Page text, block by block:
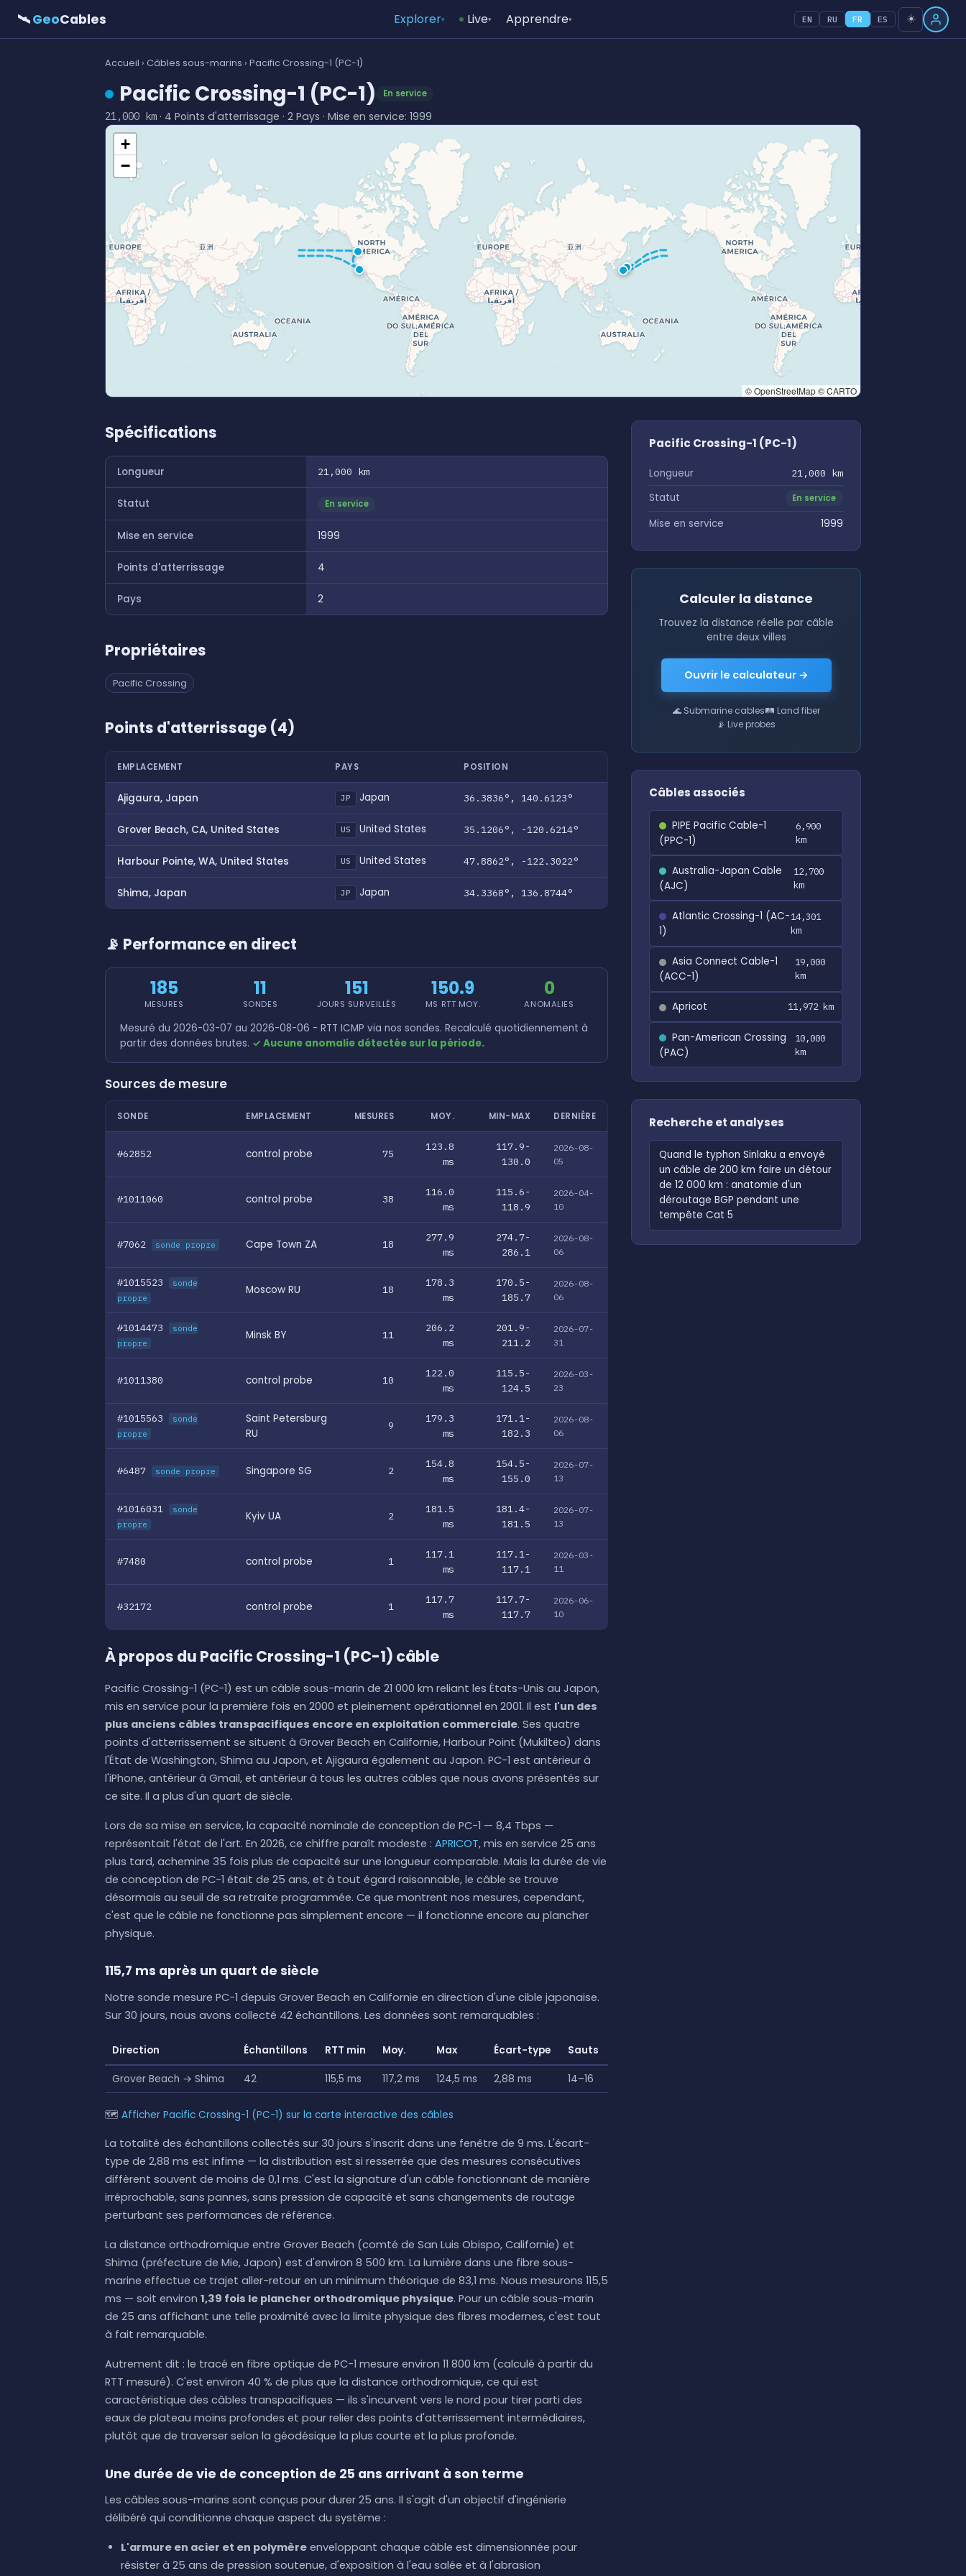
🛰GeoCables Explorer▾ Live▾ Apprendre▾ EN RU FR ES ☀️
Accueil › Câbles sous-marins › Pacific Crossing-1 (PC-1)
Pacific Crossing-1 (PC-1) En service
21,000 km · 4 Points d'atterrissage · 2 Pays · Mise en service: 1999
+
−
© OpenStreetMap © CARTO
Spécifications
Longueur 21,000 km
Statut En service
Mise en service 1999
Points d'atterrissage 4
Pays 2
Propriétaires
Pacific Crossing
Points d'atterrissage (4)
EMPLACEMENT PAYS POSITION
Ajigaura, Japan JP Japan 36.3836°, 140.6123°
Grover Beach, CA, United States US United States 35.1206°, -120.6214°
Harbour Pointe, WA, United States US United States 47.8862°, -122.3022°
Shima, Japan JP Japan 34.3368°, 136.8744°
📡 Performance en direct
185
MESURES
11
SONDES
151
JOURS SURVEILLÉS
150.9
MS RTT MOY.
0
ANOMALIES
Mesuré du 2026-03-07 au 2026-08-06 - RTT ICMP via nos sondes. Recalculé quotidiennement à
partir des données brutes. ✓ Aucune anomalie détectée sur la période.
Sources de mesure
SONDE EMPLACEMENT MESURES MOY. MIN-MAX DERNIÈRE
#62852 control probe 75
123.8
ms
117.9-
130.0
2026-08-
05
#1011060 control probe 38
116.0
ms
115.6-
118.9
2026-04-
10
#7062 sonde propre Cape Town ZA 18
277.9
ms
274.7-
286.1
2026-08-
06
#1015523
sonde
propre
Moscow RU 18
178.3
ms
170.5-
185.7
2026-08-
06
#1014473
sonde
propre
Minsk BY 11
206.2
ms
201.9-
211.2
2026-07-
31
#1011380 control probe 10
122.0
ms
115.5-
124.5
2026-03-
23
#1015563
sonde
propre
Saint Petersburg
RU
9
179.3
ms
171.1-
182.3
2026-08-
06
#6487 sonde propre Singapore SG 2
154.8
ms
154.5-
155.0
2026-07-
13
#1016031
sonde
propre
Kyiv UA 2
181.5
ms
181.4-
181.5
2026-07-
13
#7480 control probe 1
117.1
ms
117.1-
117.1
2026-03-
11
#32172 control probe 1
117.7
ms
117.7-
117.7
2026-06-
10
À propos du Pacific Crossing-1 (PC-1) câble
Pacific Crossing-1 (PC-1) est un câble sous-marin de 21 000 km reliant les États-Unis au Japon,
mis en service pour la première fois en 2000 et pleinement opérationnel en 2001. Il est l'un des
plus anciens câbles transpacifiques encore en exploitation commerciale. Ses quatre
points d'atterrissement se situent à Grover Beach en Californie, Harbour Point (Mukilteo) dans
l'État de Washington, Shima au Japon, et Ajigaura également au Japon. PC-1 est antérieur à
l'iPhone, antérieur à Gmail, et antérieur à tous les autres câbles que nous avons présentés sur
ce site. Il a plus d'un quart de siècle.
Lors de sa mise en service, la capacité nominale de conception de PC-1 — 8,4 Tbps —
représentait l'état de l'art. En 2026, ce chiffre paraît modeste : APRICOT, mis en service 25 ans
plus tard, achemine 35 fois plus de capacité sur une longueur comparable. Mais la durée de vie
de conception de PC-1 était de 25 ans, et à tout égard raisonnable, le câble se trouve
désormais au seuil de sa retraite programmée. Ce que montrent nos mesures, cependant,
c'est que le câble ne fonctionne pas simplement encore — il fonctionne encore au plancher
physique.
115,7 ms après un quart de siècle
Notre sonde mesure PC-1 depuis Grover Beach en Californie en direction d'une cible japonaise.
Sur 30 jours, nous avons collecté 42 échantillons. Les données sont remarquables :
Direction Échantillons RTT min Moy. Max Écart-type Sauts
Grover Beach → Shima 42 115,5 ms 117,2 ms 124,5 ms 2,88 ms 14–16
🗺 Afficher Pacific Crossing-1 (PC-1) sur la carte interactive des câbles
La totalité des échantillons collectés sur 30 jours s'inscrit dans une fenêtre de 9 ms. L'écart-
type de 2,88 ms est infime — la distribution est si resserrée que des mesures consécutives
diffèrent souvent de moins de 0,1 ms. C'est la signature d'un câble fonctionnant de manière
irréprochable, sans pannes, sans pression de capacité et sans changements de routage
perturbant ses performances de référence.
La distance orthodromique entre Grover Beach (comté de San Luis Obispo, Californie) et
Shima (préfecture de Mie, Japon) est d'environ 8 500 km. La lumière dans une fibre sous-
marine effectue ce trajet aller-retour en un minimum théorique de 83,1 ms. Nous mesurons 115,5
ms — soit environ 1,39 fois le plancher orthodromique physique. Pour un câble sous-marin
de 25 ans affichant une telle proximité avec la limite physique des fibres modernes, c'est tout
à fait remarquable.
Autrement dit : le tracé en fibre optique de PC-1 mesure environ 11 800 km (calculé à partir du
RTT mesuré). C'est environ 40 % de plus que la distance orthodromique, ce qui est
caractéristique des câbles transpacifiques — ils s'incurvent vers le nord pour tirer parti des
eaux de plateau moins profondes et pour relier des points d'atterrissement intermédiaires,
plutôt que de traverser selon la géodésique la plus courte et la plus profonde.
Une durée de vie de conception de 25 ans arrivant à son terme
Les câbles sous-marins sont conçus pour durer 25 ans. Il s'agit d'un objectif d'ingénierie
délibéré qui conditionne chaque aspect du système :
L'armure en acier et en polymère enveloppant chaque câble est dimensionnée pour
résister à 25 ans de pression soutenue, d'exposition à l'eau salée et à l'abrasion
Pacific Crossing-1 (PC-1)
Longueur 21,000 km
Statut En service
Mise en service 1999
Calculer la distance
Trouvez la distance réelle par câble
entre deux villes
Ouvrir le calculateur →
🌊 Submarine cables🛤 Land fiber
📡 Live probes
Câbles associés
PIPE Pacific Cable-1
(PPC-1)
6,900
km
Australia-Japan Cable
(AJC)
12,700
km
Atlantic Crossing-1 (AC-
1)
14,301
km
Asia Connect Cable-1
(ACC-1)
19,000
km
Apricot 11,972 km
Pan-American Crossing
(PAC)
10,000
km
Recherche et analyses
Quand le typhon Sinlaku a envoyé
un câble de 200 km faire un détour
de 12 000 km : anatomie d'un
déroutage BGP pendant une
tempête Cat 5